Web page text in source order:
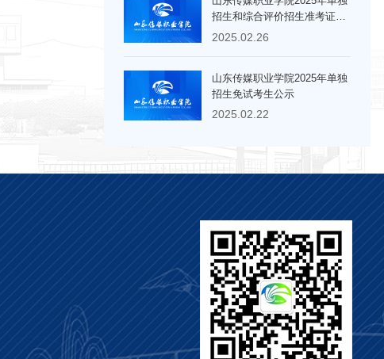
招生和综合评价招生准考证打
印须知
2025.02.26
山东传媒职业学院2025年单独
招生免试考生公示
2025.02.22